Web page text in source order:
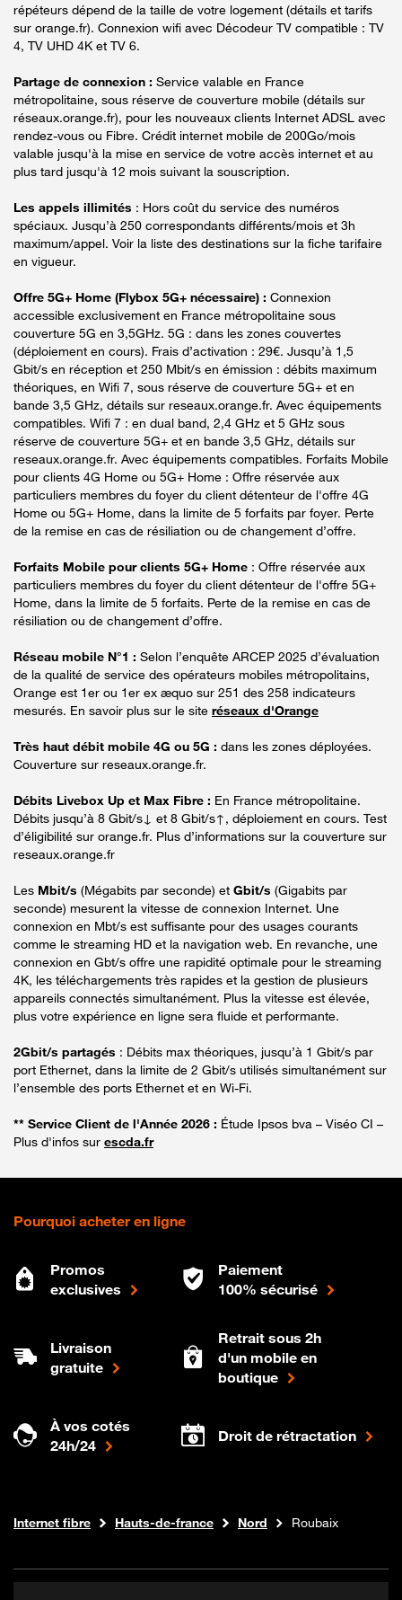
répéteurs dépend de la taille de votre logement (détails et tarifs
sur orange.fr). Connexion wifi avec Décodeur TV compatible : TV
4, TV UHD 4K et TV 6.
Partage de connexion : Service valable en France
métropolitaine, sous réserve de couverture mobile (détails sur
réseaux.orange.fr), pour les nouveaux clients Internet ADSL avec
rendez-vous ou Fibre. Crédit internet mobile de 200Go/mois
valable jusqu'à la mise en service de votre accès internet et au
plus tard jusqu'à 12 mois suivant la souscription.
Les appels illimités : Hors coût du service des numéros
spéciaux. Jusqu’à 250 correspondants différents/mois et 3h
maximum/appel. Voir la liste des destinations sur la fiche tarifaire
en vigueur.
Offre 5G+ Home (Flybox 5G+ nécessaire) : Connexion
accessible exclusivement en France métropolitaine sous
couverture 5G en 3,5GHz. 5G : dans les zones couvertes
(déploiement en cours). Frais d’activation : 29€. Jusqu’à 1,5
Gbit/s en réception et 250 Mbit/s en émission : débits maximum
théoriques, en Wifi 7, sous réserve de couverture 5G+ et en
bande 3,5 GHz, détails sur reseaux.orange.fr. Avec équipements
compatibles. Wifi 7 : en dual band, 2,4 GHz et 5 GHz sous
réserve de couverture 5G+ et en bande 3,5 GHz, détails sur
reseaux.orange.fr. Avec équipements compatibles. Forfaits Mobile
pour clients 4G Home ou 5G+ Home : Offre réservée aux
particuliers membres du foyer du client détenteur de l'offre 4G
Home ou 5G+ Home, dans la limite de 5 forfaits par foyer. Perte
de la remise en cas de résiliation ou de changement d’offre.
Forfaits Mobile pour clients 5G+ Home : Offre réservée aux
particuliers membres du foyer du client détenteur de l'offre 5G+
Home, dans la limite de 5 forfaits. Perte de la remise en cas de
résiliation ou de changement d’offre.
Réseau mobile N°1 : Selon l’enquête ARCEP 2025 d’évaluation
de la qualité de service des opérateurs mobiles métropolitains,
Orange est 1er ou 1er ex æquo sur 251 des 258 indicateurs
mesurés. En savoir plus sur le site réseaux d'Orange
Très haut débit mobile 4G ou 5G : dans les zones déployées.
Couverture sur reseaux.orange.fr.
Débits Livebox Up et Max Fibre : En France métropolitaine.
Débits jusqu’à 8 Gbit/s↓ et 8 Gbit/s↑, déploiement en cours. Test
d’éligibilité sur orange.fr. Plus d’informations sur la couverture sur
reseaux.orange.fr
Les Mbit/s (Mégabits par seconde) et Gbit/s (Gigabits par
seconde) mesurent la vitesse de connexion Internet. Une
connexion en Mbt/s est suffisante pour des usages courants
comme le streaming HD et la navigation web. En revanche, une
connexion en Gbt/s offre une rapidité optimale pour le streaming
4K, les téléchargements très rapides et la gestion de plusieurs
appareils connectés simultanément. Plus la vitesse est élevée,
plus votre expérience en ligne sera fluide et performante.
2Gbit/s partagés : Débits max théoriques, jusqu’à 1 Gbit/s par
port Ethernet, dans la limite de 2 Gbit/s utilisés simultanément sur
l’ensemble des ports Ethernet et en Wi-Fi.
** Service Client de l'Année 2026 : Étude Ipsos bva – Viséo CI –
Plus d'infos sur escda.fr
Pourquoi acheter en ligne
Promos
exclusives
Paiement
100% sécurisé
Livraison
gratuite
Retrait sous 2h
d'un mobile en
boutique
À vos cotés
24h/24
Droit de rétractation
Boutique Orange
Internet fibre Hauts-de-france Nord Roubaix